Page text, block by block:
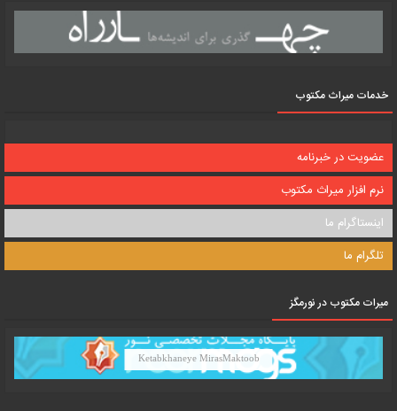
خدمات میراث مکتوب
عضویت در خبرنامه
نرم افزار میراث مکتوب
اینستاگرام ما
تلگرام ما
میرات مکتوب در نورمگز
Ketabkhaneye MirasMaktoob